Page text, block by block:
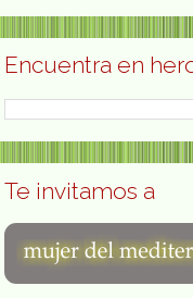
Encuentra en
Te invitamos a